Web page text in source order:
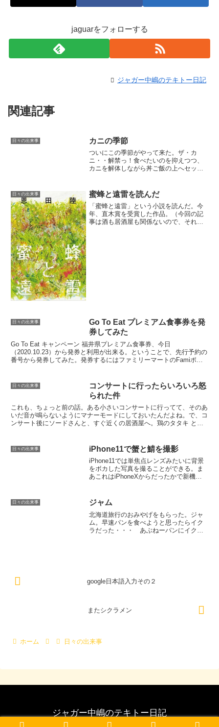
jaguarをフォローする
ジャガー中嶋のテキトー日記
関連記事
日々の出来事 カニの季節
ついにこの季節がやって来た。ザ・カ
ニ・・解禁っ！食べたいのを抑えつつ、
カニを解体しながら丼ご飯の上へセッテ
醤油でいっそうおいしくなるのだっ！
日々の出来事 蜜蜂と遠雷を読んだ
「蜜蜂と遠雷」という小説を読んだ。今
年、直木賞を受賞した作品。（今回の記
事は酒も居酒屋も関係ないので、それを
日々の出来事
Go To Eat プレミアム食事券を発
券してみた
Go To Eat キャンペーン 福井県プレミアム食事券、今日
（2020.10.23）から発券と利用が出来る。ということで、先行予約の
番号から発券してみた。発券するにはファミリーマートのFamiポー
日々の出来事
コンサートに行ったらいろいろ怒
られた件
これも、ちょっと前の話。ある小さいコンサートに行ってて、そのあ
いだ音が鳴らないようにマナーモードにしておいたんだよね。で、コ
ンサート後にソードさんと、すぐ近くの居酒屋へ。鶏のタタキ とか
日々の出来事 iPhone11で蟹と鯖を撮影
iPhone11では単焦点レンズみたいに背景
をボカした写真を撮ることができる。ま
あこれはiPhoneXからだったかで新機能
いでに生鯖ももらったので、網に入れて
干したのも...
日々の出来事 ジャム
北海道旅行のおみやげをもらった。ジャ
ム。早速パンを食べようと思ったらイク
ラだった・・・ あぶねーパンにイクラ
google日本語入力その２
またシクラメン
ホーム 日々の出来事
ジャガー中嶋のテキトー日記